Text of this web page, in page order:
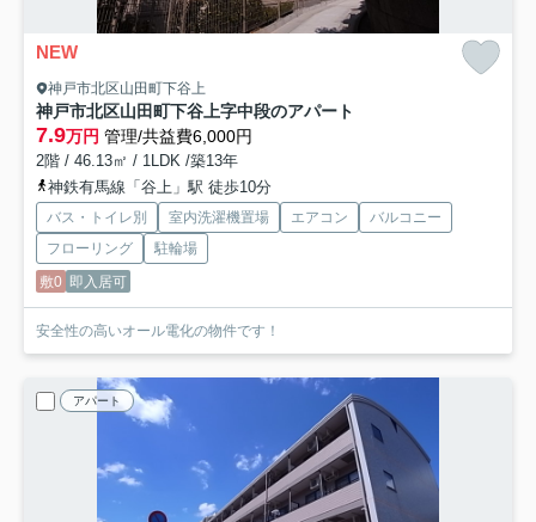
NEW
神戸市北区山田町下谷上
神戸市北区山田町下谷上字中段のアパート
7.9万円 管理/共益費6,000円
2階 / 46.13㎡ / 1LDK /築13年
神鉄有馬線「谷上」駅 徒歩10分
バス・トイレ別 室内洗濯機置場 エアコン
バルコニー
フローリング
駐輪場
敷0 即入居可
安全性の高いオール電化の物件です！
アパート